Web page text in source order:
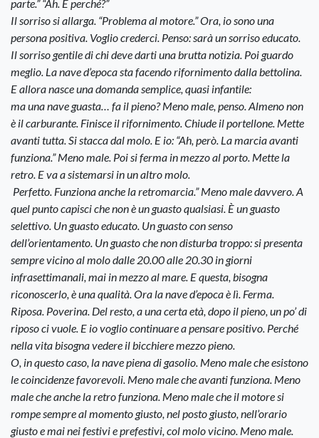
parte.” “Ah. E perché?”
Il sorriso si allarga. “Problema al motore.” Ora, io sono una
persona positiva. Voglio crederci. Penso: sarà un sorriso educato.
Il sorriso gentile di chi deve darti una brutta notizia. Poi guardo
meglio. La nave d’epoca sta facendo rifornimento dalla bettolina.
E allora nasce una domanda semplice, quasi infantile:
ma una nave guasta… fa il pieno? Meno male, penso. Almeno non
è il carburante. Finisce il rifornimento. Chiude il portellone. Mette
avanti tutta. Si stacca dal molo. E io: “Ah, però. La marcia avanti
funziona.” Meno male. Poi si ferma in mezzo al porto. Mette la
retro. E va a sistemarsi in un altro molo.
Perfetto. Funziona anche la retromarcia.” Meno male davvero. A
quel punto capisci che non è un guasto qualsiasi. È un guasto
selettivo. Un guasto educato. Un guasto con senso
dell’orientamento. Un guasto che non disturba troppo: si presenta
sempre vicino al molo dalle 20.00 alle 20.30 in giorni
infrasettimanali, mai in mezzo al mare. E questa, bisogna
riconoscerlo, è una qualità. Ora la nave d’epoca è lì. Ferma.
Riposa. Poverina. Del resto, a una certa età, dopo il pieno, un po’ di
riposo ci vuole. E io voglio continuare a pensare positivo. Perché
nella vita bisogna vedere il bicchiere mezzo pieno.
O, in questo caso, la nave piena di gasolio. Meno male che esistono
le coincidenze favorevoli. Meno male che avanti funziona. Meno
male che anche la retro funziona. Meno male che il motore si
rompe sempre al momento giusto, nel posto giusto, nell’orario
giusto e mai nei festivi e prefestivi, col molo vicino. Meno male.